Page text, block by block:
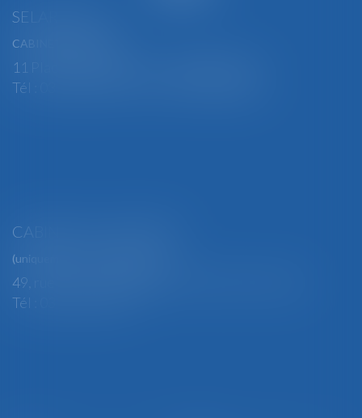
SELARL BGBJ
CABINET PRINCIPAL
11 Place Edmond Henry - 88000 ÉPINAL
Tél : 03 29 82 29 04 - Fax : 03 29 64 06 84
CABINET SECONDAIRE
(uniquement sur rendez-vous)
49, rue Thiers - 88100 SAINT-DIÉ DES VOSGES
Tél : 03 29 56 15 98